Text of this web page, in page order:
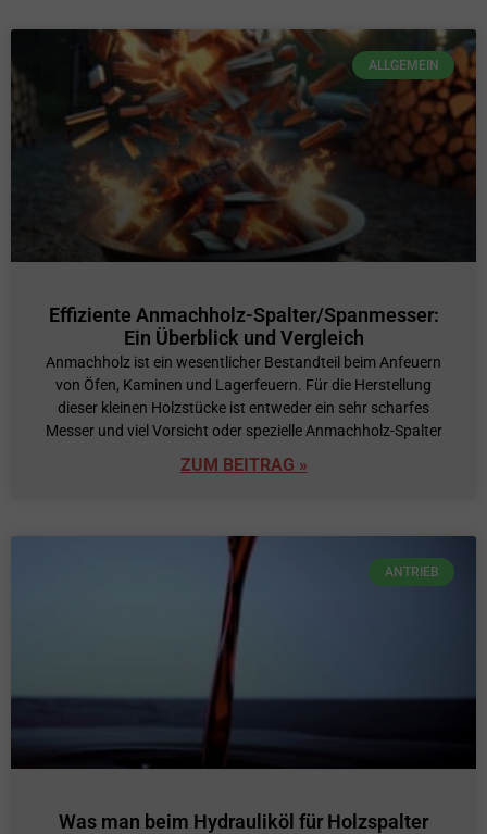
ALLGEMEIN
Effiziente Anmachholz-Spalter/Spanmesser:
Ein Überblick und Vergleich
Anmachholz ist ein wesentlicher Bestandteil beim Anfeuern
von Öfen, Kaminen und Lagerfeuern. Für die Herstellung
dieser kleinen Holzstücke ist entweder ein sehr scharfes
Messer und viel Vorsicht oder spezielle Anmachholz-Spalter
ZUM BEITRAG »
ANTRIEB
Was man beim Hydrauliköl für Holzspalter